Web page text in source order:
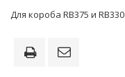
Для короба RB375 и RB330